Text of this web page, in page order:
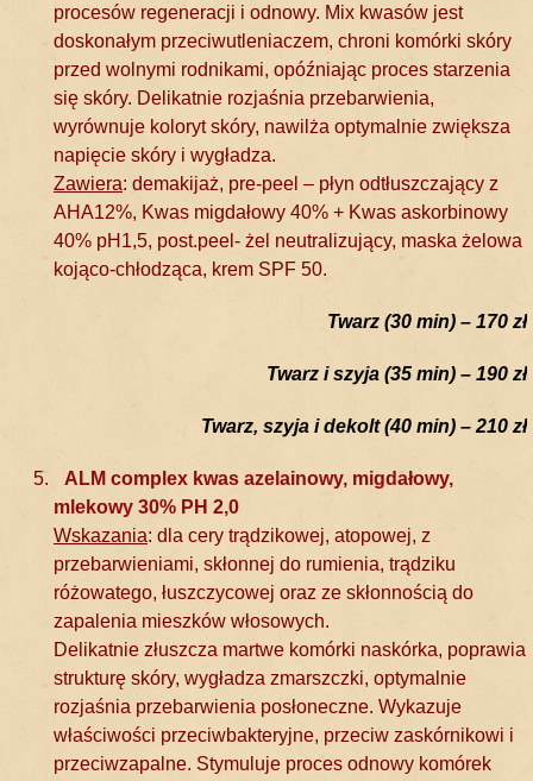
procesów regeneracji i odnowy. Mix kwasów jest
doskonałym przeciwutleniaczem, chroni komórki skóry
przed wolnymi rodnikami, opóźniając proces starzenia
się skóry. Delikatnie rozjaśnia przebarwienia,
wyrównuje koloryt skóry, nawilża optymalnie zwiększa
napięcie skóry i wygładza.
Zawiera: demakijaż, pre-peel – płyn odtłuszczający z
AHA12%, Kwas migdałowy 40% + Kwas askorbinowy
40% pH1,5, post.peel- żel neutralizujący, maska żelowa
kojąco-chłodząca, krem SPF 50.
Twarz (30 min) – 170 zł
Twarz i szyja (35 min) – 190 zł
Twarz, szyja i dekolt (40 min) – 210 zł
ALM complex kwas azelainowy, migdałowy,
mlekowy 30% PH 2,0
Wskazania: dla cery trądzikowej, atopowej, z
przebarwieniami, skłonnej do rumienia, trądziku
różowatego, łuszczycowej oraz ze skłonnością do
zapalenia mieszków włosowych.
Delikatnie złuszcza martwe komórki naskórka, poprawia
strukturę skóry, wygładza zmarszczki, optymalnie
rozjaśnia przebarwienia posłoneczne. Wykazuje
właściwości przeciwbakteryjne, przeciw zaskórnikowi i
przeciwzapalne. Stymuluje proces odnowy komórek